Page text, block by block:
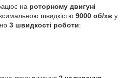
на роторному двигуні
швидкістю 9000 об/хв у
3 швидкості роботи: